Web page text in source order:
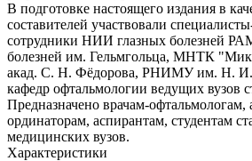
В подготовке настоящего издания в
составителей участвовали
сотрудники НИИ глазных болезней
болезней им. Гельмгольца, МНТК
акад. С. Н. Фёдорова, РНИМУ им. Н.
кафедр офтальмологии ведущих вузов
Предназначено врачам-офтальмологам,
ординаторам, аспирантам, студентам
медицинских вузов.
Характеристики